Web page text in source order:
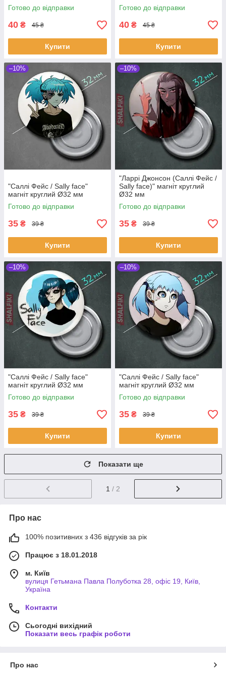
Готово до відправки
40 ₴ 45 ₴
Купити
Готово до відправки
40 ₴ 45 ₴
Купити
–10%
"Саллі Фейс / Sally face"
магніт круглий Ø32 мм
Готово до відправки
35 ₴ 39 ₴
Купити
–10%
"Ларрі Джонсон (Саллі Фейс /
Sally face)" магніт круглий
Ø32 мм
Готово до відправки
35 ₴ 39 ₴
Купити
–10%
"Саллі Фейс / Sally face"
магніт круглий Ø32 мм
Готово до відправки
35 ₴ 39 ₴
Купити
–10%
"Саллі Фейс / Sally face"
магніт круглий Ø32 мм
Готово до відправки
35 ₴ 39 ₴
Купити
Показати ще
1 / 2
Про нас
100% позитивних з 436 відгуків за рік
Працює з 18.01.2018
м. Київ
вулиця Гетьмана Павла Полуботка 28, офіс 19, Київ,
Україна
Контакти
Сьогодні вихідний
Показати весь графік роботи
Про нас